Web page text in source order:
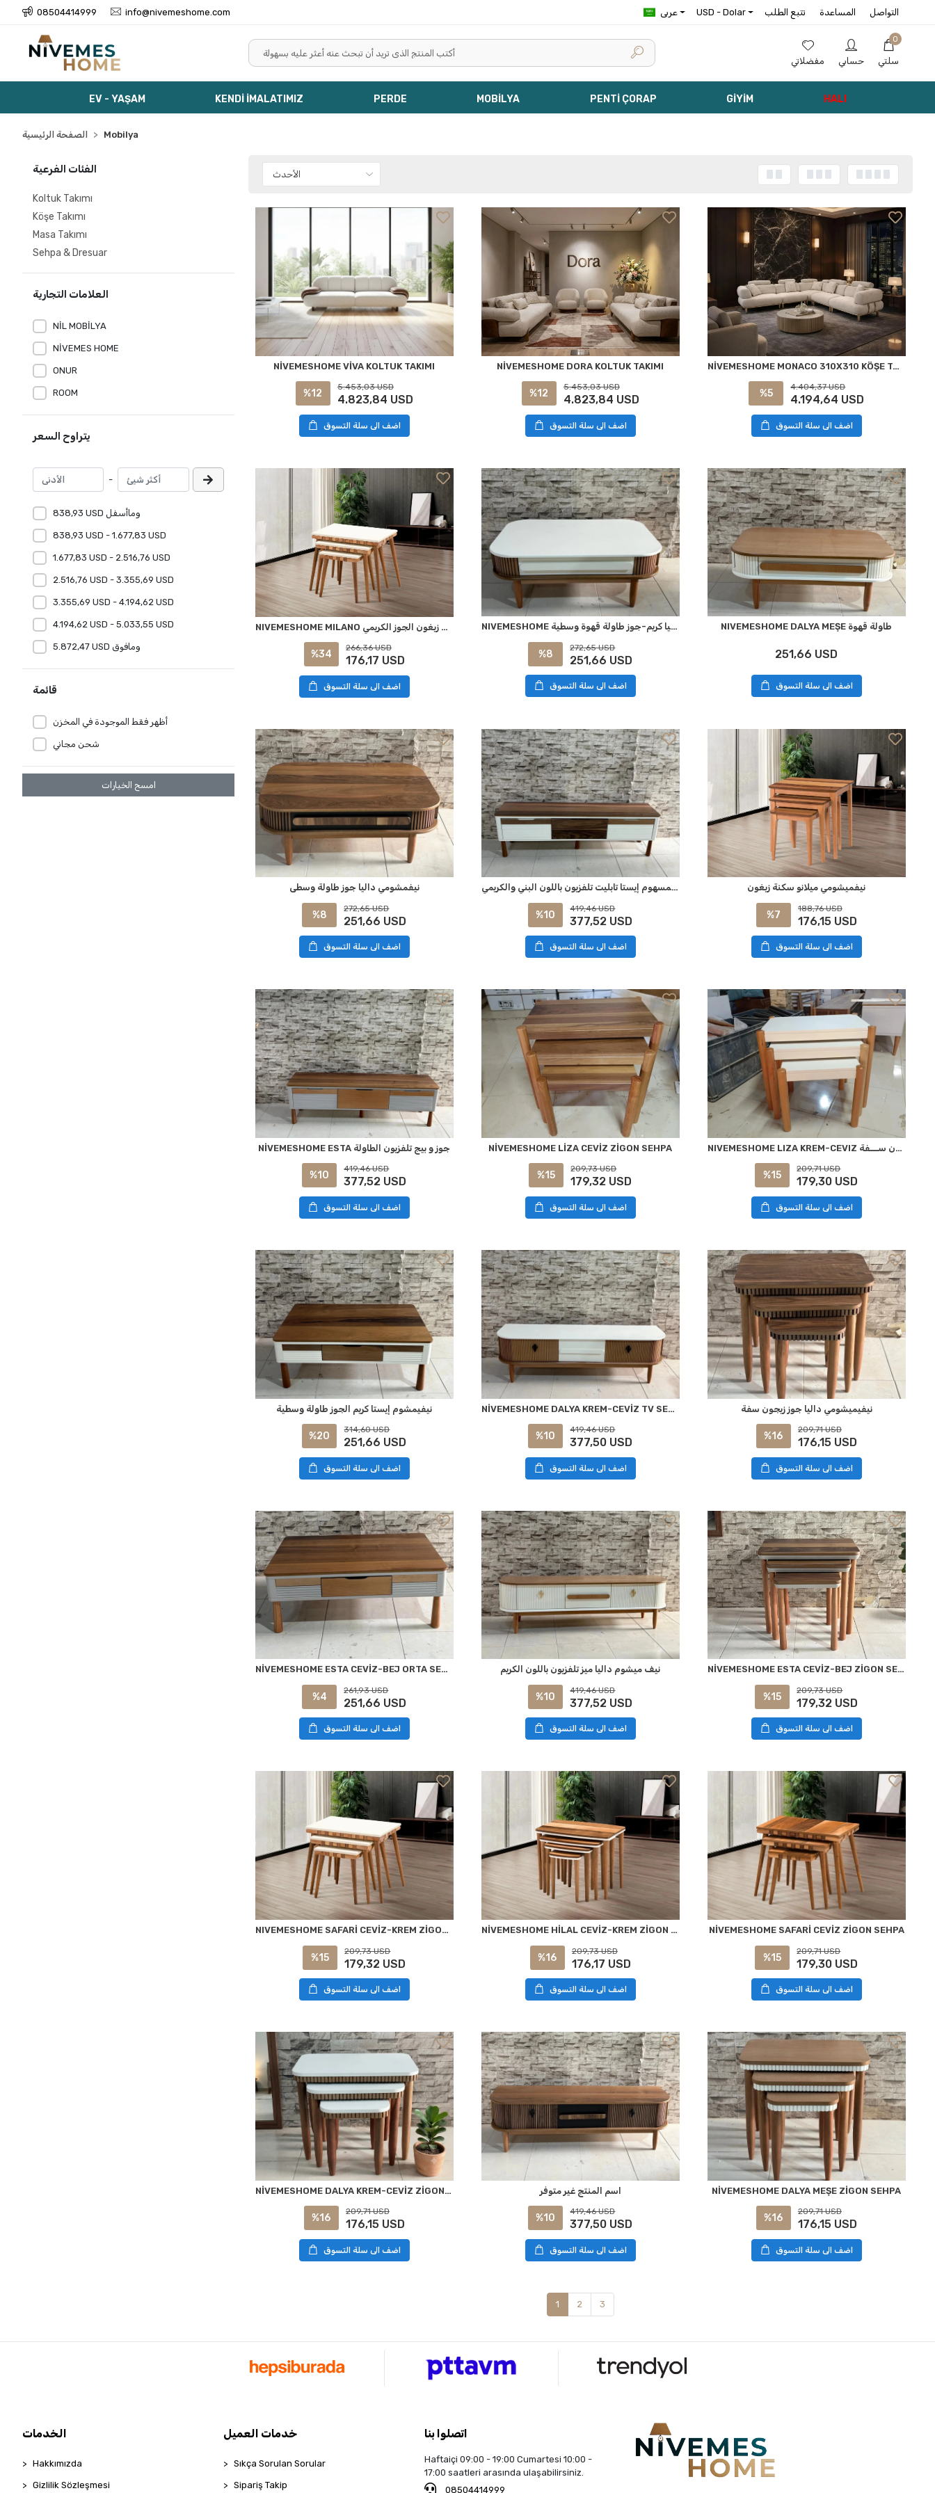
08504414999 info@nivemeshome.com عربى USD - Dolar تتبع الطلب المساعدة التواصل
مفضلاتي حسابي
0
سلتي
EV - YAŞAM KENDİ İMALATIMIZ PERDE MOBİLYA PENTİ ÇORAP GİYİM HALI
الصفحة الرئيسية Mobilya
الفئات الفرعية
Koltuk Takımı
Köşe Takımı
Masa Takımı
Sehpa & Dresuar
العلامات التجارية
NİL MOBİLYA
NİVEMES HOME
ONUR
ROOM
يتراوح السعر
-
838,93 USD وماأسفل
838,93 USD - 1.677,83 USD
1.677,83 USD - 2.516,76 USD
2.516,76 USD - 3.355,69 USD
3.355,69 USD - 4.194,62 USD
4.194,62 USD - 5.033,55 USD
5.872,47 USD ومافوق
قائمة
أظهر فقط الموجودة في المخزن
شحن مجاني
امسح الخيارات
NİVEMESHOME VİVA KOLTUK TAKIMI
%12
5.453,03 USD
4.823,84 USD
اضف الى سلة التسوق
NİVEMESHOME DORA KOLTUK TAKIMI
%12
5.453,03 USD
4.823,84 USD
اضف الى سلة التسوق
NİVEMESHOME MONACO 310X310 KÖŞE TAKIMI
%5
4.404,37 USD
4.194,64 USD
اضف الى سلة التسوق
NIVEMESHOME MILANO جدول زيغون الجوز الكريمي
%34
266,36 USD
176,17 USD
اضف الى سلة التسوق
NIVEMESHOME داليا كريم-جوز طاولة قهوة وسطية
%8
272,65 USD
251,66 USD
اضف الى سلة التسوق
NIVEMESHOME DALYA MEŞE طاولة قهوة
251,66 USD
اضف الى سلة التسوق
نيفمشومي داليا جوز طاولة وسطى
%8
272,65 USD
251,66 USD
اضف الى سلة التسوق
نيفمسهوم إيستا تابليت تلفزيون باللون البني والكريمي
%10
419,46 USD
377,52 USD
اضف الى سلة التسوق
نيفميشومي ميلانو سكنة زيغون
%7
188,76 USD
176,15 USD
اضف الى سلة التسوق
NİVEMESHOME ESTA جوز و بيج تلفزيون الطاولة
%10
419,46 USD
377,52 USD
اضف الى سلة التسوق
NİVEMESHOME LİZA CEVİZ ZİGON SEHPA
%15
209,73 USD
179,32 USD
اضف الى سلة التسوق
NIVEMESHOME LIZA KREM-CEVIZ زيغون ســـفة
%15
209,71 USD
179,30 USD
اضف الى سلة التسوق
نيفيمشوم إيستا كريم الجوز طاولة وسطية
%20
314,60 USD
251,66 USD
اضف الى سلة التسوق
NİVEMESHOME DALYA KREM-CEVİZ TV SEHPASI
%10
419,46 USD
377,50 USD
اضف الى سلة التسوق
نيفيميشومي داليا جوز زيجون سفة
%16
209,71 USD
176,15 USD
اضف الى سلة التسوق
NİVEMESHOME ESTA CEVİZ-BEJ ORTA SEHPA
%4
261,93 USD
251,66 USD
اضف الى سلة التسوق
نيف ميشوم داليا ميز تلفزيون باللون الكريم
%10
419,46 USD
377,52 USD
اضف الى سلة التسوق
NİVEMESHOME ESTA CEVİZ-BEJ ZİGON SEHPA
%15
209,73 USD
179,32 USD
اضف الى سلة التسوق
NIVEMESHOME SAFARİ CEVİZ-KREM ZİGON SEHPA
%15
209,73 USD
179,32 USD
اضف الى سلة التسوق
NİVEMESHOME HİLAL CEVİZ-KREM ZİGON SEHPA
%16
209,73 USD
176,17 USD
اضف الى سلة التسوق
NİVEMESHOME SAFARİ CEVİZ ZİGON SEHPA
%15
209,71 USD
179,30 USD
اضف الى سلة التسوق
NİVEMESHOME DALYA KREM-CEVİZ ZİGON SEHPA
%16
209,71 USD
176,15 USD
اضف الى سلة التسوق
اسم المنتج غير متوفر
%10
419,46 USD
377,50 USD
اضف الى سلة التسوق
NİVEMESHOME DALYA MEŞE ZİGON SEHPA
%16
209,71 USD
176,15 USD
اضف الى سلة التسوق
1 2 3
الخدمات
Hakkımızda
Gizlilik Sözleşmesi
خدمات العميل
Sıkça Sorulan Sorular
Sipariş Takip
اتصلوا بنا
Haftaiçi 09:00 - 19:00 Cumartesi 10:00 -
17:00 saatleri arasında ulaşabilirsiniz.
08504414999